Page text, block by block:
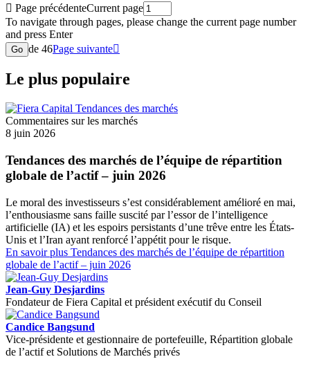
 Page précédenteCurrent page
To navigate through pages, please change the current page number
and press Enter
Go de 46Page suivante
Le plus populaire
Commentaires sur les marchés
8 juin 2026
Tendances des marchés de l’équipe de répartition
globale de l’actif – juin 2026
Le moral des investisseurs s’est considérablement amélioré en mai,
l’enthousiasme sans faille suscité par l’essor de l’intelligence
artificielle (IA) et les espoirs persistants d’une trêve entre les États-
Unis et l’Iran ayant renforcé l’appétit pour le risque.
En savoir plus Tendances des marchés de l’équipe de répartition
globale de l’actif – juin 2026
Jean-Guy Desjardins
Fondateur de Fiera Capital et président exécutif du Conseil
Candice Bangsund
Vice-présidente et gestionnaire de portefeuille, Répartition globale
de l’actif et Solutions de Marchés privés